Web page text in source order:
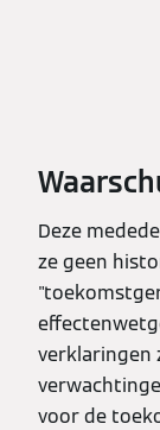
Deze
ze geen
verklaringen
voor de